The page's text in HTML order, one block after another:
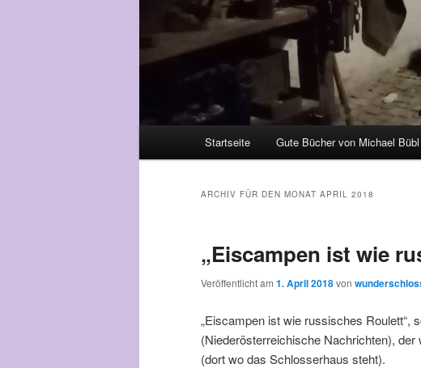
Zum Inhalt wechseln
Zum sekundären Inhalt wechseln
Startseite Gute Bücher von Michael Bübl
ARCHIV FÜR DEN MONAT APRIL 2018
„Eiscampen ist wie
Veröffentlicht am 1. April 2018von
„Eiscampen ist wie russisches Roulett“,
(Niederösterreichische Nachrichten),
(dort wo das Schlosserhaus steht).